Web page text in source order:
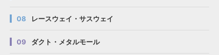
08 レースウェイ・サスウェイ
09 ダクト・メタルモール